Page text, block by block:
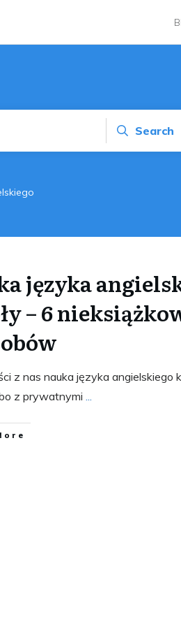
Search
języka
– 6
z nas nauka języka angielskiego
z prywatnymi ...